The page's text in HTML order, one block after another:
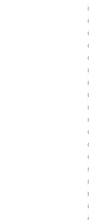
Москвы,
Расчет
Наша
На